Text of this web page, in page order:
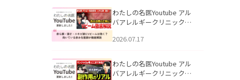
公開いたしました。
わたしの名医Youtube アル
バアレルギークリニック札
跡にVビームは効く？向いて
説」を公開いたしました。
2026.07.17
わたしの名医Youtube アル
バアレルギークリニック札